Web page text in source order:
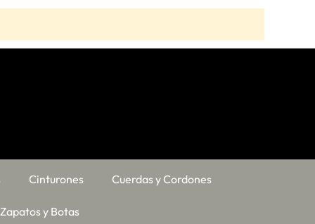
Cinturones Cuerdas y Cordones
Zapatos y Botas